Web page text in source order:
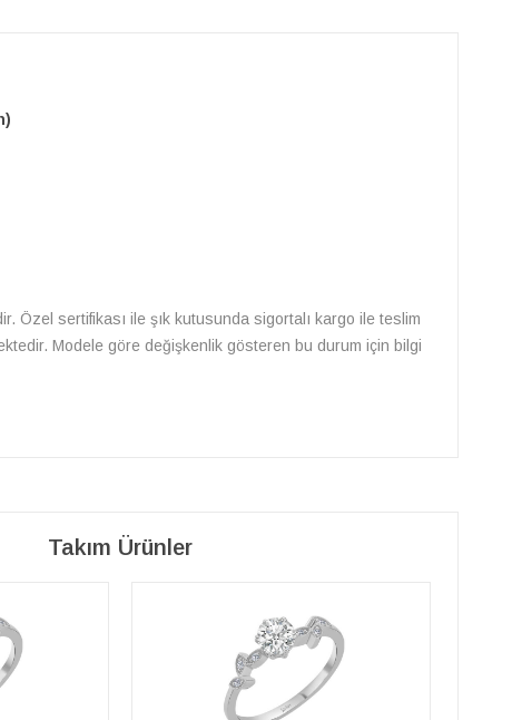
Özel sertifikası ile şık kutusunda sigortalı kargo ile teslim
Modele göre değişkenlik gösteren bu durum için bilgi
Takım Ürünler